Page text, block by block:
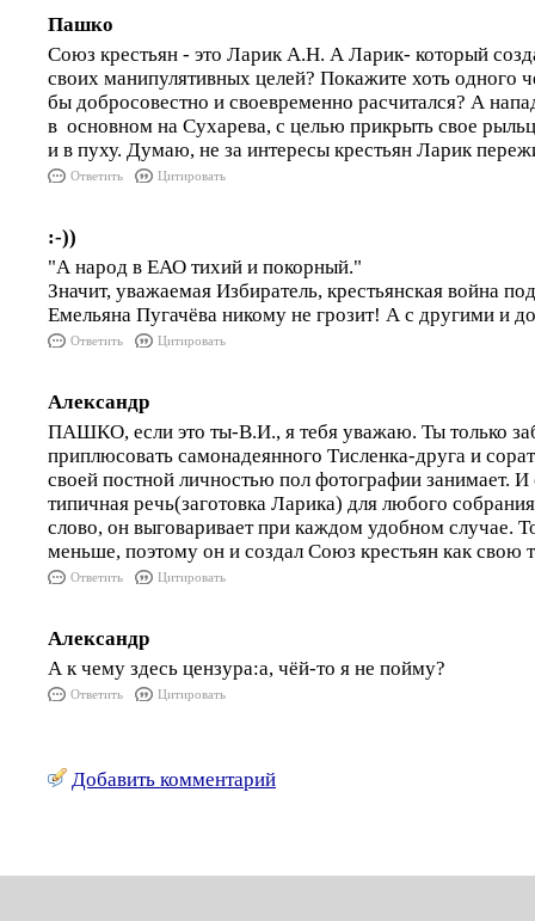
Пашко
Союз крестьян - это Ларик А.Н. А Ларик- который
своих манипулятивных целей? Покажите хоть одного
бы добросовестно и своевременно расчитался? А
в основном на Сухарева, с целью прикрыть свое
и в пуху. Думаю, не за интересы крестьян Ларик
Ответить Цитировать
:-))
"А народ в ЕАО тихий и покорный."
Значит, уважаемая Избиратель, крестьянская война
Емельяна Пугачёва никому не грозит! А с другими и
Ответить Цитировать
Александр
ПАШКО, если это ты-В.И., я тебя уважаю. Ты только
приплюсовать самонадеянного Тисленка-друга и
своей постной личностью пол фотографии занимает.
типичная речь(заготовка Ларика) для любого
слово, он выговаривает при каждом удобном случае.
меньше, поэтому он и создал Союз крестьян как свою
Ответить Цитировать
Александр
А к чему здесь цензура:а, чёй-то я не пойму?
Ответить Цитировать
Добавить комментарий